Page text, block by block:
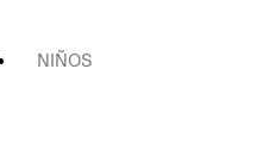
NIÑOS